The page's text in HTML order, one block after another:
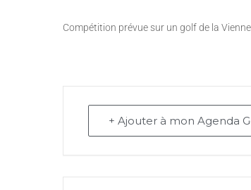
Compétition prévue sur un golf de la
+ Ajouter à mon Agenda